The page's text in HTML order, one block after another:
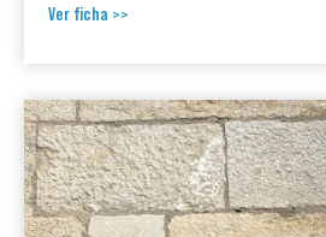
Ver ficha >>